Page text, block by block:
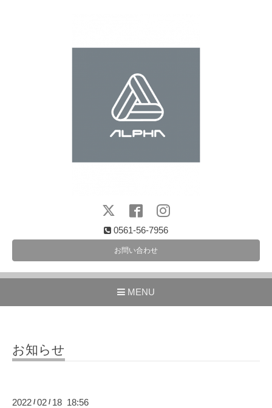
0561-56-7956
お問い合わせ
MENU
お知らせ
2022 / 02 / 18 18:56